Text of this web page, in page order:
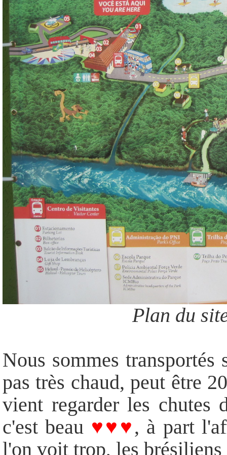
Plan du
Nous sommes
pas très chaud, peut être
vient regarder les chutes
c'est beau ♥♥♥, à part
l'on voit trop, les